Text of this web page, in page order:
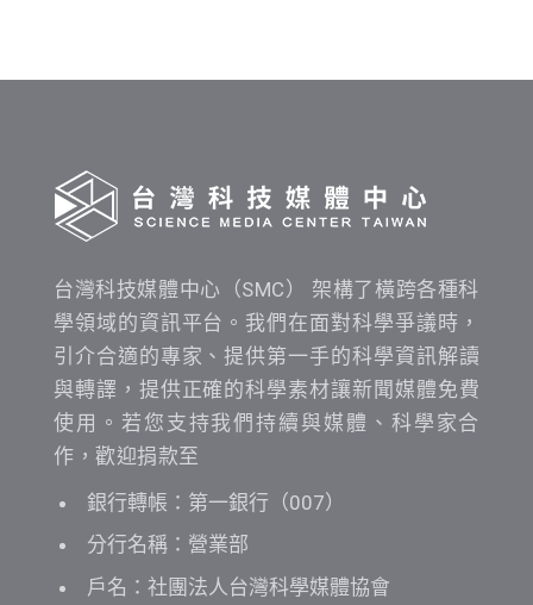
台灣科技媒體中心（SMC） 架構了橫跨各種科
學領域的資訊平台。我們在面對科學爭議時，
引介合適的專家、提供第一手的科學資訊解讀
與轉譯，提供正確的科學素材讓新聞媒體免費
使用。若您支持我們持續與媒體、科學家合
作，歡迎捐款至
銀行轉帳：第一銀行（007）
分行名稱：營業部
戶名：社團法人台灣科學媒體協會